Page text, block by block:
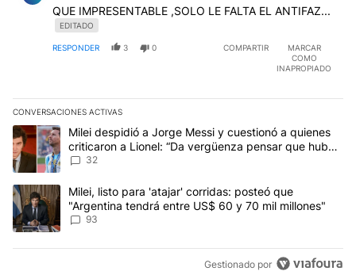
QUE IMPRESENTABLE ,SOLO LE FALTA EL ANTIFAZ...
EDITADO
RESPONDER 3 0 COMPARTIR
MARCAR
COMO
INAPROPIADO
CONVERSACIONES ACTIVAS
Este listado muestra los artículos con más comentarios en los
Un artículo de tendencia con el título "Milei despidió a Jorge
Milei despidió a Jorge Messi y cuestionó a quienes
criticaron a Lionel: “Da vergüenza pensar que hubo
anti-Messi”
32
Un artículo de tendencia con el título "Milei, listo para 'atajar'
Milei, listo para 'atajar' corridas: posteó que
"Argentina tendrá entre US$ 60 y 70 mil millones"
93
Gestionado por